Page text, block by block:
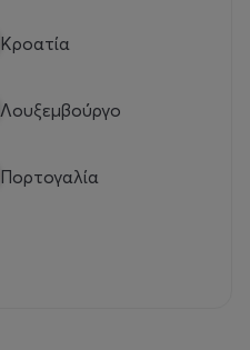
Κροατία
Λουξεμβούργο
Πορτογαλία